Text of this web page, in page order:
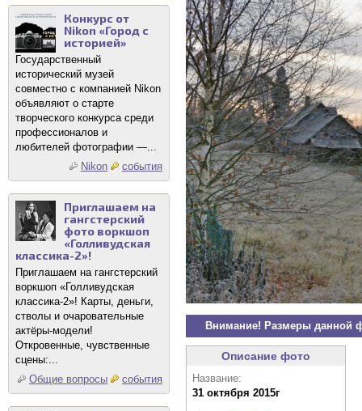
Конкурс от
Nikon «Город с
историей»
Государственный
исторический музей
совместно с компанией Nikon
объявляют о старте
творческого конкурса среди
профессионалов и
любителей фотографии —...
Nikon
события
Приглашаем на
гангстерский
фото воркшоп
«Голливудская
классика-2»!
Приглашаем на гангстерский
воркшоп «Голливудская
классика-2»! Карты, деньги,
стволы и очаровательные
актёры-модели!
Откровенные, чувственные
сцены:...
Общие вопросы
события
Внимание! Размеры данной
Описание фото
Название:
31 октября 2015г